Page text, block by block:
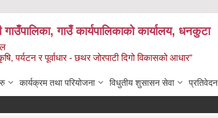
गाउँ कार्यपालिकाको कार्यालय, धनकुटा
पर्यटन र पूर्वाधार - छथर जोरपाटी दिगो विकासको आधार”
कार्यक्रम तथा परियोजना विधुतीय शुसासन सेवा प्रतिवेदन